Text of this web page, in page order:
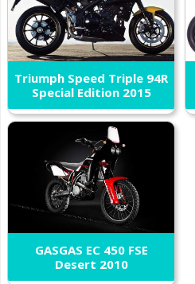
Triumph Speed Triple 94R
Special Edition 2015
GASGAS EC 450 FSE
Desert 2010